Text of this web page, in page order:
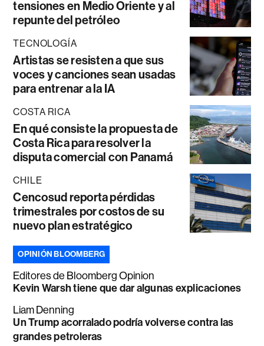
tensiones en Medio Oriente y al
repunte del petróleo
TECNOLOGÍA
Artistas se resisten a que sus
voces y canciones sean usadas
para entrenar a la IA
COSTA RICA
En qué consiste la propuesta de
Costa Rica para resolver la
disputa comercial con Panamá
CHILE
Cencosud reporta pérdidas
trimestrales por costos de su
nuevo plan estratégico
OPINIÓN BLOOMBERG
Editores de Bloomberg Opinion
Kevin Warsh tiene que dar algunas explicaciones
Liam Denning
Un Trump acorralado podría volverse contra las
grandes petroleras